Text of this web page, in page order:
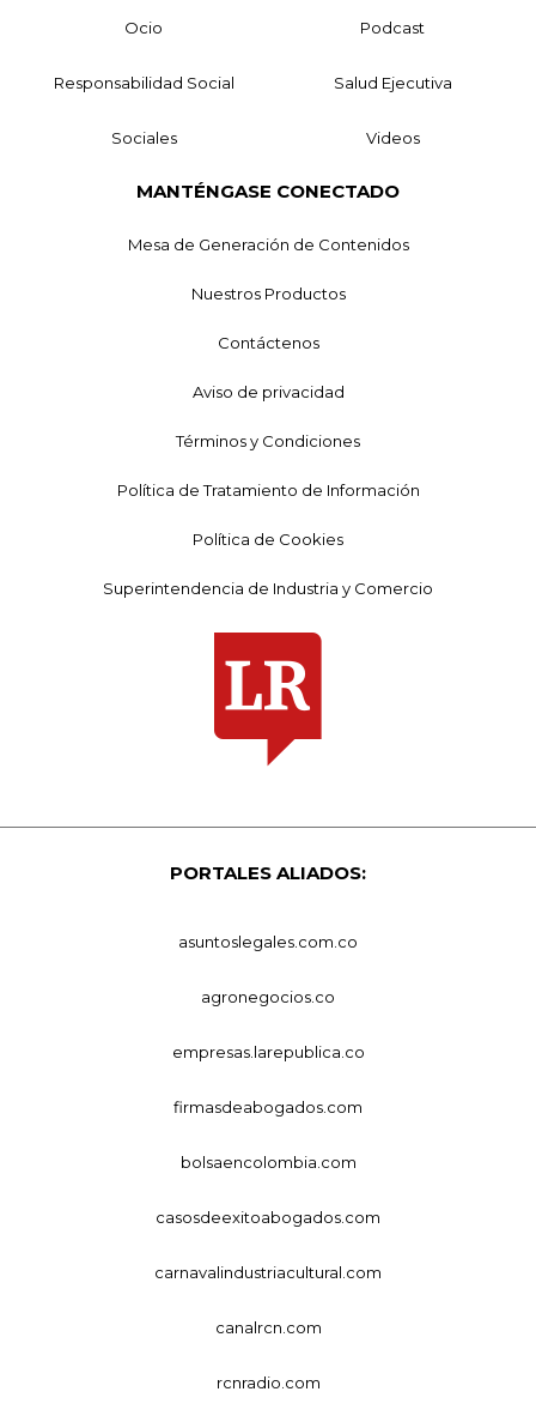
Ocio Podcast
Responsabilidad Social Salud Ejecutiva
Sociales Videos
MANTÉNGASE CONECTADO
Mesa de Generación de Contenidos
Nuestros Productos
Contáctenos
Aviso de privacidad
Términos y Condiciones
Política de Tratamiento de Información
Política de Cookies
Superintendencia de Industria y Comercio
PORTALES ALIADOS:
asuntoslegales.com.co
agronegocios.co
empresas.larepublica.co
firmasdeabogados.com
bolsaencolombia.com
casosdeexitoabogados.com
carnavalindustriacultural.com
canalrcn.com
rcnradio.com